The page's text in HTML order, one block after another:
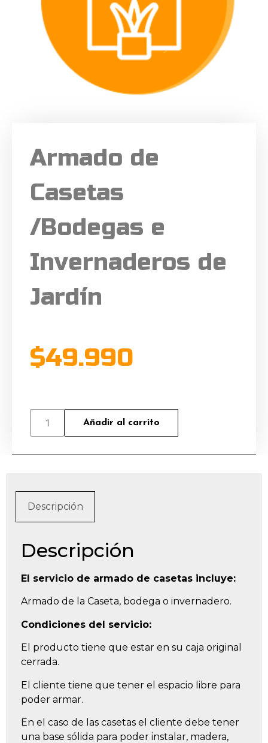
Armado de
Casetas
/Bodegas e
Invernaderos de
Jardín
$49.990
Añadir al carrito
Descripción
Descripción
El servicio de armado de casetas incluye:
Armado de la Caseta, bodega o invernadero.
Condiciones del servicio:
El producto tiene que estar en su caja original
cerrada.
El cliente tiene que tener el espacio libre para
poder armar.
En el caso de las casetas el cliente debe tener
una base sólida para poder instalar, madera,